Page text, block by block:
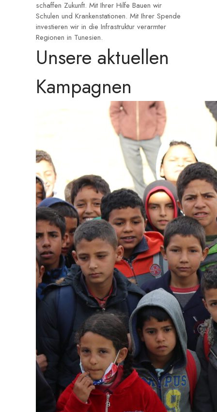
schaffen Zukunft. Mit Ihrer Hilfe Bauen wir
Schulen und Krankenstationen. Mit Ihrer Spende
investieren wir in die Infrastruktur verarmter
Regionen in Tunesien.
Unsere aktuellen
Kampagnen